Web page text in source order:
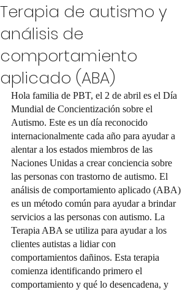
Terapia de autismo y
análisis de
comportamiento
aplicado (ABA)
Hola familia de PBT, el 2 de abril es el Día
Mundial de Concientización sobre el
Autismo. Este es un día reconocido
internacionalmente cada año para ayudar a
alentar a los estados miembros de las
Naciones Unidas a crear conciencia sobre
las personas con trastorno de autismo. El
análisis de comportamiento aplicado (ABA)
es un método común para ayudar a brindar
servicios a las personas con autismo. La
Terapia ABA se utiliza para ayudar a los
clientes autistas a lidiar con
comportamientos dañinos. Esta terapia
comienza identificando primero el
comportamiento y qué lo desencadena, y